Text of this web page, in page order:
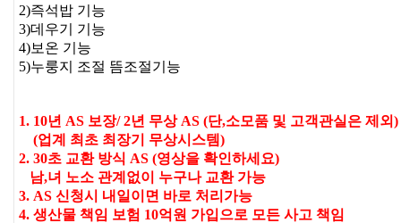
2)즉석밥 기능
3)데우기 기능
4)보온 기능
5)누룽지 조절 뜸조절기능
1. 10년 AS 보장/ 2년 무상 AS (단,소모품 및 고객관실은 제외)
(업계 최초 최장기 무상시스템)
2. 30초 교환 방식 AS (영상을 확인하세요)
남,녀 노소 관계없이 누구나 교환 가능
3. AS 신청시 내일이면 바로 처리가능
4. 생산물 책임 보험 10억원 가입으로 모든 사고 책임